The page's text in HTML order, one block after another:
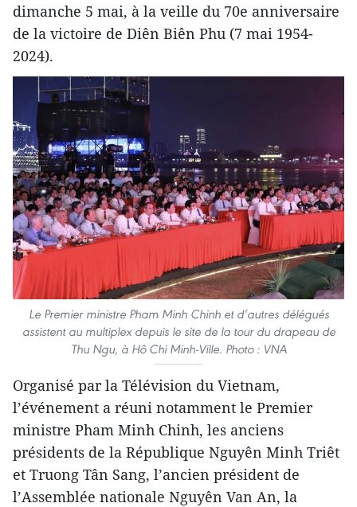
dimanche 5 mai, à la veille du 70e anniversaire
de la victoire de Diên Biên Phu (7 mai 1954-
2024).
Le Premier ministre Pham Minh Chinh et d’autres délégués
assistent au multiplex depuis le site de la tour du drapeau de
Thu Ngu, à Hô Chi Minh-Ville. Photo : VNA
Organisé par la Télévision du Vietnam,
l’événement a réuni notamment le Premier
ministre Pham Minh Chinh, les anciens
présidents de la République Nguyên Minh Triêt
et Truong Tân Sang, l’ancien président de
l’Assemblée nationale Nguyên Van An, la